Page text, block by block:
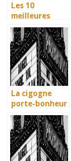
Les 10
meilleures
villes d’Italie à
visiter en 2025
: Ravenne, la
ville aux huit
monuments
UNESCO
La cigogne
porte-bonheur
: que dit la
légende ? Son
influence dans
la littérature
enfantine